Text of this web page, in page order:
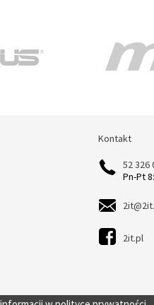
Kontakt
Kontakt
52 326
Pn-Pt
2it.pl